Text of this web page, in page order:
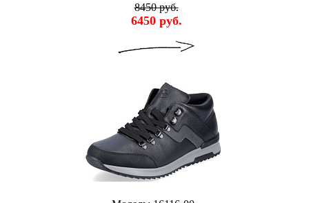
8450 руб.
6450 руб.